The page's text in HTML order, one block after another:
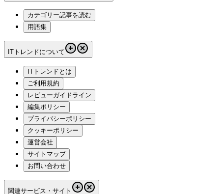
カテゴリー記事を読む
用語集
ITトレンドについて
ITトレンドとは
ご利用規約
レビューガイドライン
編集ポリシー
プライバシーポリシー
クッキーポリシー
運営会社
サイトマップ
お問い合わせ
関連サービス・サイト